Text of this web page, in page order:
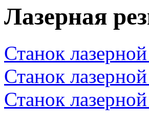
Лазерная
Станок
Станок
Станок